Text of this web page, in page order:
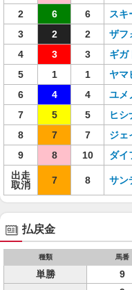
2
6 6 スキ
3
2 2 ザフ
4
3 3 ギガ
5
1 1 ヤマ
6
4 4 ユメ
7
5 5 ヒシ
8
7 7 ジェ
9
8 10 ダイ
出走
取消
7 8 サン
払戻金
種類 馬番
単勝 9